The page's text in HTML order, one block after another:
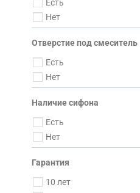
Есть
Нет
Отверстие под смеситель
Есть
Нет
Наличие сифона
Есть
Нет
Гарантия
10 лет